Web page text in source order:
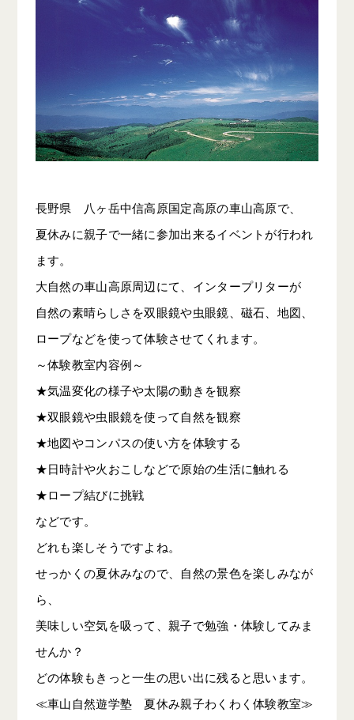
長野県 八ヶ岳中信高原国定高原の車山高原で、
夏休みに親子で一緒に参加出来るイベントが行われ
ます。
大自然の車山高原周辺にて、インタープリターが
自然の素晴らしさを双眼鏡や虫眼鏡、磁石、地図、
ロープなどを使って体験させてくれます。
～体験教室内容例～
★気温変化の様子や太陽の動きを観察
★双眼鏡や虫眼鏡を使って自然を観察
★地図やコンパスの使い方を体験する
★日時計や火おこしなどで原始の生活に触れる
★ロープ結びに挑戦
などです。
どれも楽しそうですよね。
せっかくの夏休みなので、自然の景色を楽しみなが
ら、
美味しい空気を吸って、親子で勉強・体験してみま
せんか？
どの体験もきっと一生の思い出に残ると思います。
≪車山自然遊学塾 夏休み親子わくわく体験教室≫